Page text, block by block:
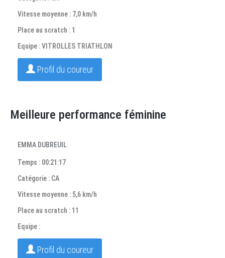
Vitesse moyenne : 7,0 km/h
Place au scratch : 1
Equipe : VITROLLES TRIATHLON
Profil du coureur
Meilleure performance féminine
EMMA DUBREUIL
Temps : 00:21:17
Catégorie : CA
Vitesse moyenne : 5,6 km/h
Place au scratch : 11
Equipe :
Profil du coureur